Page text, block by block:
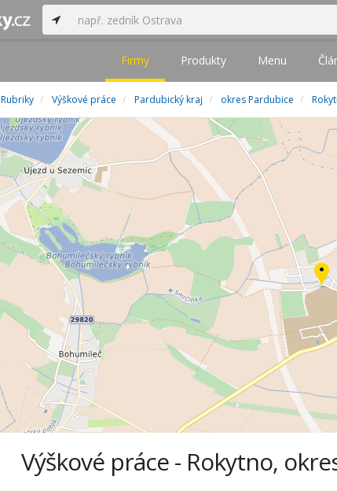
Firmy Produkty Menu
Rubriky Výškové práce Pardubický kraj okres Pardubice
Výškové práce - Rokytno,